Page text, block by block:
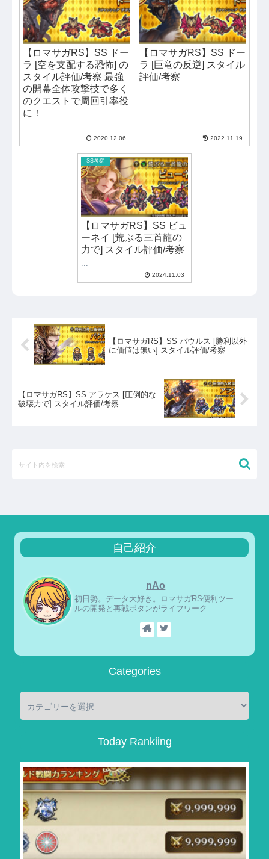
【ロマサガRS】SS ドー
ラ [空を支配する恐怖] の
スタイル評価/考察 最強
の開幕全体攻撃技で多く
のクエストで周回引率役
に！
...
2020.12.06
【ロマサガRS】SS ドー
ラ [巨竜の反逆] スタイル
評価/考察
...
2022.11.19
SS考察
【ロマサガRS】SS ビュ
ーネイ [荒ぶる三首龍の
力で] スタイル評価/考察
...
2024.11.03
【ロマサガRS】SS パウルス [勝利以外
に価値は無い] スタイル評価/考察
【ロマサガRS】SS アラケス [圧倒的な
破壊力で] スタイル評価/考察
自己紹介
nAo
初日勢。データ大好き。ロマサガRS便利ツー
ルの開発と再戦ボタンがライフワーク
Categories
Today Rankiing